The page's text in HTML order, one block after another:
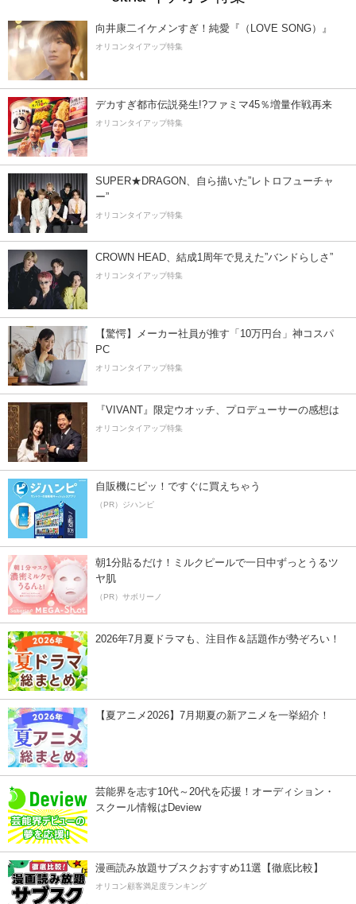
向井康二イケメンすぎ！純愛『（LOVE SONG）』
オリコンタイアップ特集
デカすぎ都市伝説発生!?ファミマ45％増量作戦再来
オリコンタイアップ特集
SUPER★DRAGON、自ら描いた”レトロフューチャ
ー”
オリコンタイアップ特集
CROWN HEAD、結成1周年で見えた”バンドらしさ”
オリコンタイアップ特集
【驚愕】メーカー社員が推す「10万円台」神コスパ
PC
オリコンタイアップ特集
『VIVANT』限定ウオッチ、プロデューサーの感想は
オリコンタイアップ特集
自販機にピッ！ですぐに買えちゃう
（PR）ジハンピ
朝1分貼るだけ！ミルクピールで一日中ずっとうるツ
ヤ肌
（PR）サボリーノ
2026年7月夏ドラマも、注目作＆話題作が勢ぞろい！
【夏アニメ2026】7月期夏の新アニメを一挙紹介！
芸能界を志す10代～20代を応援！オーディション・
スクール情報はDeview
漫画読み放題サブスクおすすめ11選【徹底比較】
オリコン顧客満足度ランキング